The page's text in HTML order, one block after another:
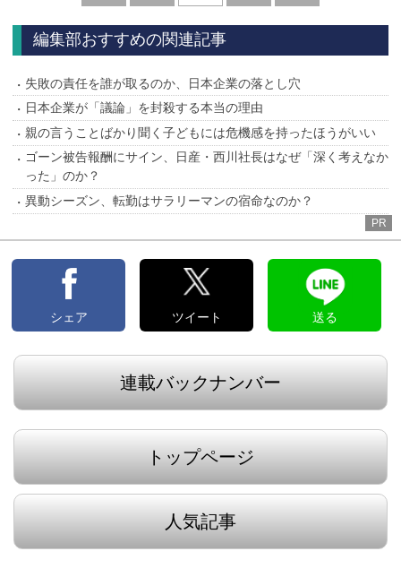
へ
へ
編集部おすすめの関連記事
失敗の責任を誰が取るのか、日本企業の落とし穴
日本企業が「議論」を封殺する本当の理由
親の言うことばかり聞く子どもには危機感を持ったほうがいい
ゴーン被告報酬にサイン、日産・西川社長はなぜ「深く考えなか
った」のか？
異動シーズン、転勤はサラリーマンの宿命なのか？
PR
シェア ツイート 送る
連載バックナンバー
トップページ
人気記事